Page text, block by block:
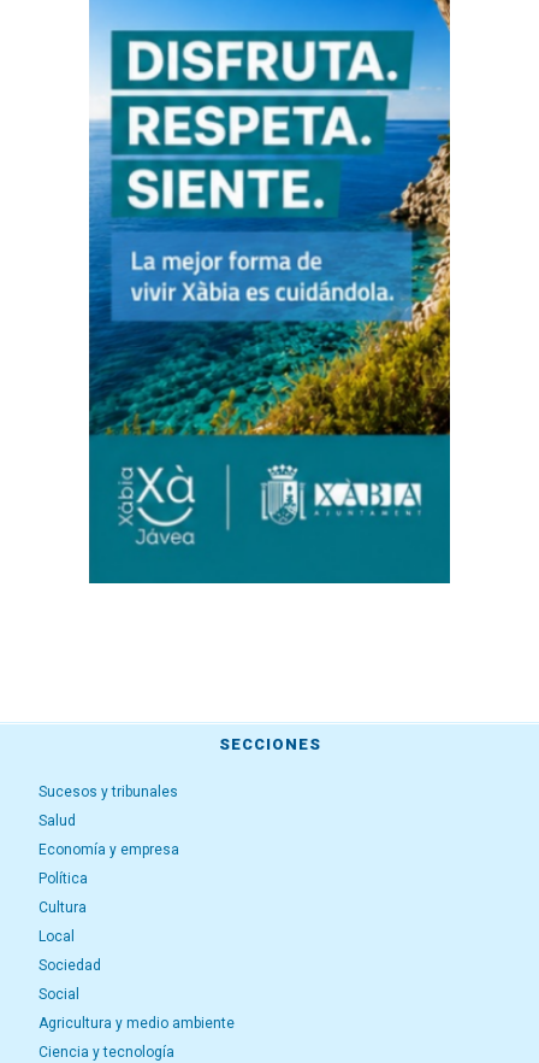
SECCIONES
Sucesos y tribunales
Salud
Economía y empresa
Política
Cultura
Local
Sociedad
Social
Agricultura y medio ambiente
Ciencia y tecnología